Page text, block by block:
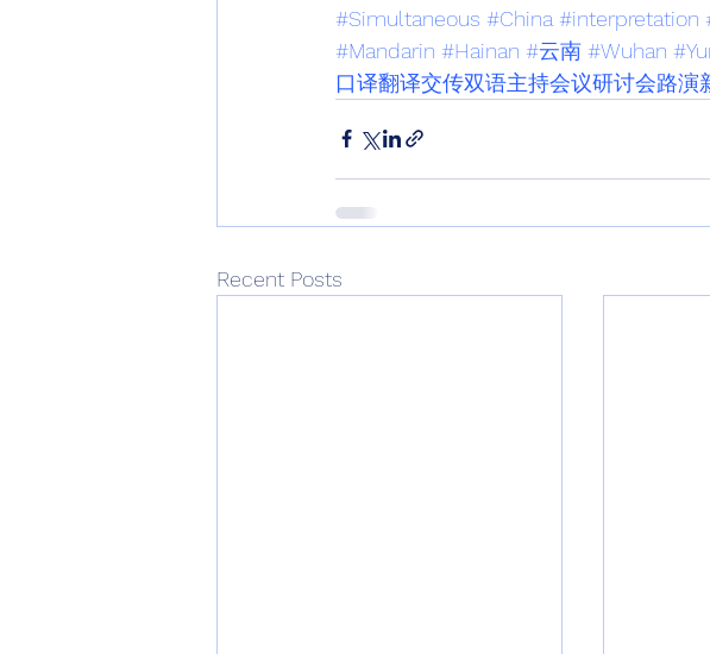
#Simultaneous #China #interpretation
#Mandarin #Hainan #云南 #Wuhan
口译翻译交传双语主持会议研讨会路演
Recent Posts